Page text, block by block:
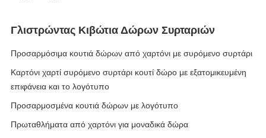
Γλιστρώντας Κιβώτια Δώρων Συρταριών
Προσαρμόσιμα κουτιά δώρων από χαρτόνι με συρόμενο συρτάρι
Καρτόνι χαρτί συρόμενο συρτάρι κουτί δώρο με εξατομικευμένη
επιφάνεια και το λογότυπο
Προσαρμοσμένα κουτιά δώρων με λογότυπο
Πρωταθλήματα από χαρτόνι για μοναδικά δώρα